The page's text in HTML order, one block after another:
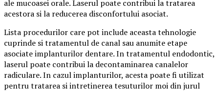
ale mucoasei orale. Laserul poate contribui la tratarea
acestora si la reducerea disconfortului asociat.
Lista procedurilor care pot include aceasta tehnologie
cuprinde si tratamentul de canal sau anumite etape
asociate implanturilor dentare. In tratamentul endodontic,
laserul poate contribui la decontaminarea canalelor
radiculare. In cazul implanturilor, acesta poate fi utilizat
pentru tratarea si intretinerea tesuturilor moi din jurul